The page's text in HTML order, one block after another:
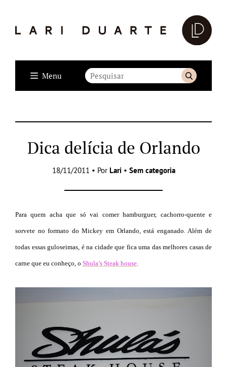
Menu
Dica delícia de Orlando
18/11/2011 • Por Lari • Sem categoria
Para quem acha que só vai comer hamburguer, cachorro-quente e
sorvete no formato do Mickey em Orlando, está enganado. Além de
todas essas guloseimas, é na cidade que fica uma das melhores casas de
carne que eu conheço, o Shula’s Steak house